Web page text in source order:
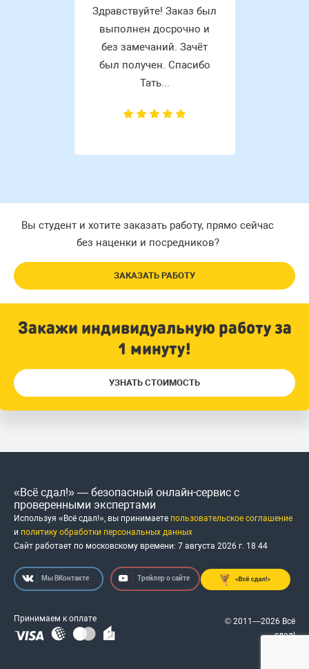
Здравствуйте! Заказ был
выполнен досрочно и
без замечаний. Зачёт
был получен. Спасибо
Тать...
Вы студент и хотите заказать работу, прямо сейчас
без наценки и посредников?
ЗАКАЗАТЬ РАБОТУ
Закажи индивидуальную работу за
1 минуту!
УЗНАТЬ СТОИМОСТЬ
«Всё сдал!» — безопасный онлайн-сервис с
проверенными экспертами
Используя «Всё сдал!», вы принимаете пользовательское соглашение
и политику обработки персональных данных
Сайт работает по московскому времени: 7 августа 2026 г. 18 44
Мы ВКонтакте Трейлер о сайте
Принимаем к оплате
© 2011—2026 Всё
сдал!